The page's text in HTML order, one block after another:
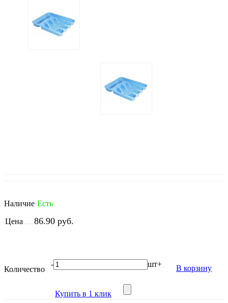
Наличие Есть
Цена 86.90 руб.
Количество
- шт+ В корзину
Купить в 1 клик